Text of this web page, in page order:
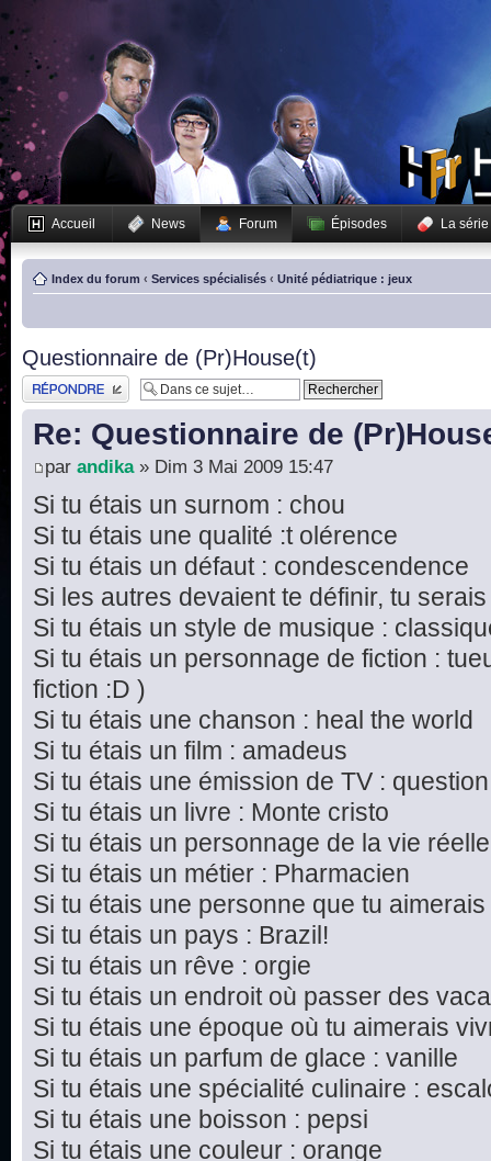
Accueil News Forum Épisodes La série
Index du forum ‹ Services spécialisés ‹ Unité pédiatrique : jeux
Questionnaire de (Pr)House(t)
Publier une réponse
Re: Questionnaire de
par andika» Dim 3 Mai 2009 15:47
Si tu étais un surnom : chou
Si tu étais une qualité :t olérence
Si tu étais un défaut : condescendence
Si les autres devaient te définir, tu
Si tu étais un style de musique :
Si tu étais un personnage de fiction :
fiction :D )
Si tu étais une chanson : heal the world
Si tu étais un film : amadeus
Si tu étais une émission de TV :
Si tu étais un livre : Monte cristo
Si tu étais un personnage de la vie
Si tu étais un métier : Pharmacien
Si tu étais une personne que tu
Si tu étais un pays : Brazil!
Si tu étais un rêve : orgie
Si tu étais un endroit où passer des
Si tu étais une époque où tu aimerais
Si tu étais un parfum de glace : vanille
Si tu étais une spécialité culinaire :
Si tu étais une boisson : pepsi
Si tu étais une couleur : orange